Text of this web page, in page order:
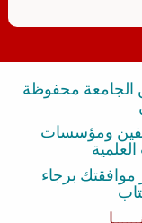
الجامعة محفوظة
ومؤسسات
موافقتك برجاء